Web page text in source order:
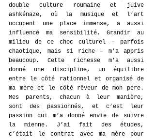
double culture roumaine et juive
ashkénaze, où la musique et l’art
occupent une place immense, a aussi
influencé ma sensibilité. Grandir au
milieu de ce choc culturel – parfois
chaotique, mais si riche – m’a appris
beaucoup. Cette richesse m’a aussi
donné une discipline, un équilibre
entre le côté rationnel et organisé de
ma mère et le côté rêveur de mon père.
Mes parents, chacun à leur manière,
sont des passionnés, et c’est leur
passion qui m’a donné envie de suivre
la mienne. J’ai fait des études,
c’était le contrat avec ma mère pour